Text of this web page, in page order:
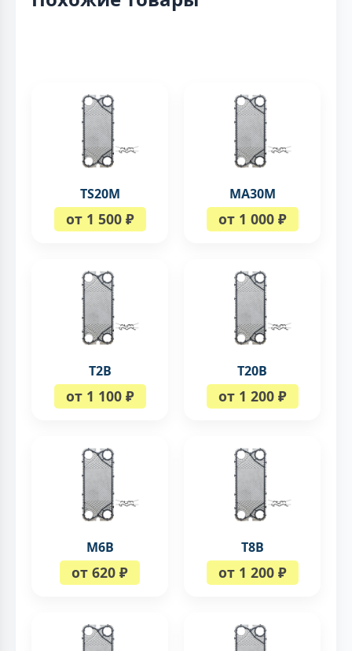
TS20M
от 1 500 ₽
MA30M
от 1 000 ₽
T2B
от 1 100 ₽
T20B
от 1 200 ₽
M6B
от 620 ₽
T8B
от 1 200 ₽